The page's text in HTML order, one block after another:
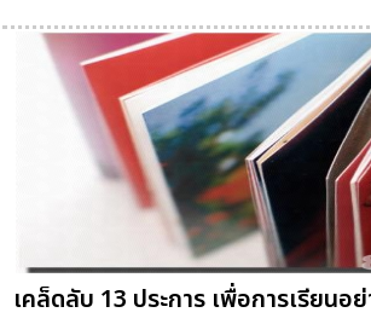
เคล็ดลับ 13 ประการ เพื่อการเรียนอ